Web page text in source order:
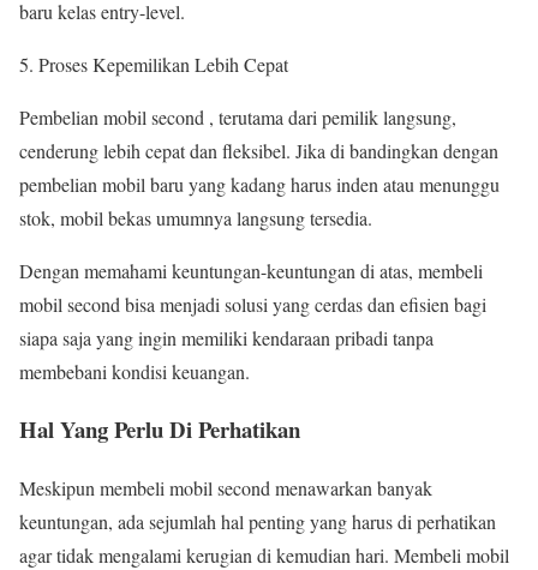
baru kelas entry-level.
Proses Kepemilikan Lebih Cepat
Pembelian mobil second , terutama dari pemilik langsung,
cenderung lebih cepat dan fleksibel. Jika di bandingkan dengan
pembelian mobil baru yang kadang harus inden atau menunggu
stok, mobil bekas umumnya langsung tersedia.
Dengan memahami keuntungan-keuntungan di atas, membeli
mobil second bisa menjadi solusi yang cerdas dan efisien bagi
siapa saja yang ingin memiliki kendaraan pribadi tanpa
membebani kondisi keuangan.
Hal Yang Perlu Di Perhatikan
Meskipun membeli mobil second menawarkan banyak
keuntungan, ada sejumlah hal penting yang harus di perhatikan
agar tidak mengalami kerugian di kemudian hari. Membeli mobil